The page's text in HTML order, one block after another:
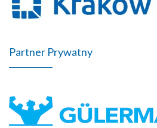
Partner Prywatny